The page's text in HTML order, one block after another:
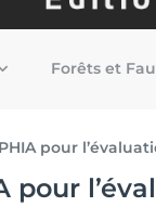
Forêts et
pour
pour